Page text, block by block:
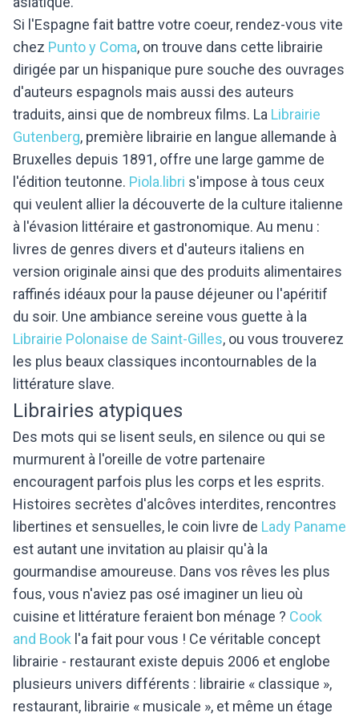
Si l'Espagne fait battre votre coeur, rendez-vous vite
chez Punto y Coma, on trouve dans cette librairie
dirigée par un hispanique pure souche des ouvrages
d'auteurs espagnols mais aussi des auteurs
traduits, ainsi que de nombreux films. La Librairie
Gutenberg, première librairie en langue allemande à
Bruxelles depuis 1891, offre une large gamme de
l'édition teutonne. Piola.libri s'impose à tous ceux
qui veulent allier la découverte de la culture italienne
à l'évasion littéraire et gastronomique. Au menu :
livres de genres divers et d'auteurs italiens en
version originale ainsi que des produits alimentaires
raffinés idéaux pour la pause déjeuner ou l'apéritif
du soir. Une ambiance sereine vous guette à la
Librairie Polonaise de Saint-Gilles, ou vous trouverez
les plus beaux classiques incontournables de la
littérature slave.
Librairies atypiques
Des mots qui se lisent seuls, en silence ou qui se
murmurent à l'oreille de votre partenaire
encouragent parfois plus les corps et les esprits.
Histoires secrètes d'alcôves interdites, rencontres
libertines et sensuelles, le coin livre de Lady Paname
est autant une invitation au plaisir qu'à la
gourmandise amoureuse. Dans vos rêves les plus
fous, vous n'aviez pas osé imaginer un lieu où
cuisine et littérature feraient bon ménage ? Cook
and Book l'a fait pour vous ! Ce véritable concept
librairie - restaurant existe depuis 2006 et englobe
plusieurs univers différents : librairie « classique »,
restaurant, librairie « musicale », et même un étage